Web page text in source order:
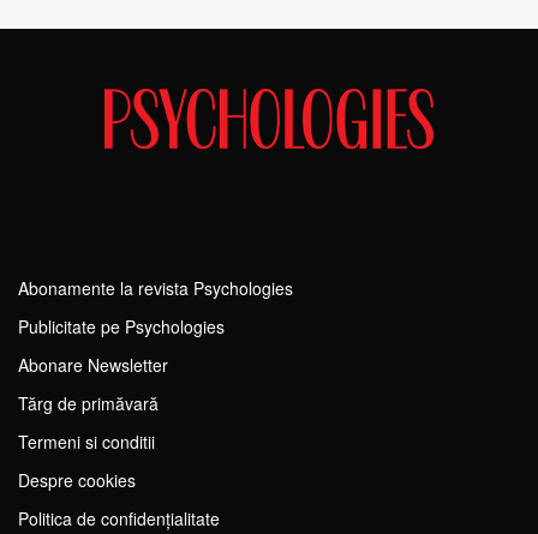
Abonamente la revista Psychologies
Publicitate pe Psychologies
Abonare Newsletter
Tărg de primăvară
Termeni si conditii
Despre cookies
Politica de confidențialitate